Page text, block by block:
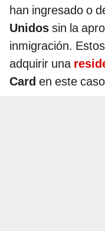
han ingresado o
Unidos sin la
inmigración.
adquirir una
Card en este